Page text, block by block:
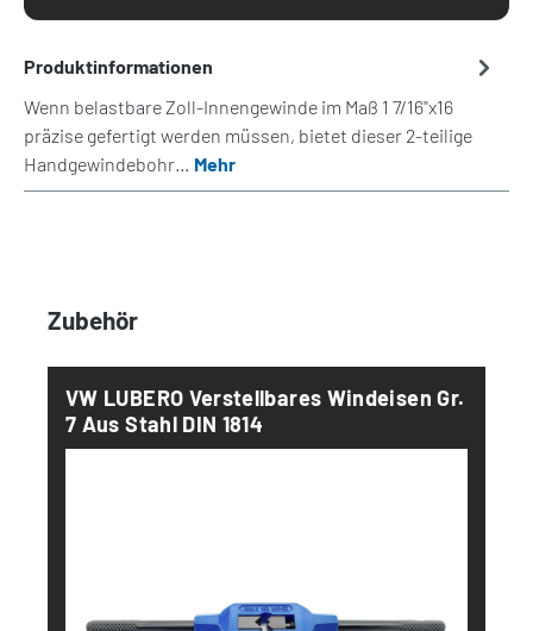
Produktinformationen
Wenn belastbare Zoll-Innengewinde im Maß 1 7/16"x16
präzise gefertigt werden müssen, bietet dieser 2-teilige
Handgewindebohr… Mehr
Produktgalerie überspringen
Zubehör
VW LUBERO Verstellbares Windeisen Gr.
7 Aus Stahl DIN 1814